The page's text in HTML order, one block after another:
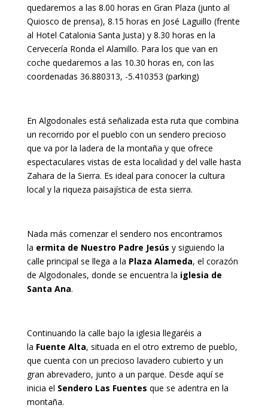
quedaremos a las 8.00 horas en Gran Plaza (junto al
Quiosco de prensa), 8.15 horas en José Laguillo (frente
al Hotel Catalonia Santa Justa) y 8.30 horas en la
Cervecería Ronda el Alamillo. Para los que van en
coche quedaremos a las 10.30 horas en, con las
coordenadas 36.880313, -5.410353 (parking)
En Algodonales está señalizada esta ruta que combina
un recorrido por el pueblo con un sendero precioso
que va por la ladera de la montaña y que ofrece
espectaculares vistas de esta localidad y del valle hasta
Zahara de la Sierra. Es ideal para conocer la cultura
local y la riqueza paisajística de esta sierra.
Nada más comenzar el sendero nos encontramos
la ermita de Nuestro Padre Jesús y siguiendo la
calle principal se llega a la Plaza Alameda, el corazón
de Algodonales, donde se encuentra la iglesia de
Santa Ana.
Continuando la calle bajo la iglesia llegaréis a
la Fuente Alta, situada en el otro extremo de pueblo,
que cuenta con un precioso lavadero cubierto y un
gran abrevadero, junto a un parque. Desde aquí se
inicia el Sendero Las Fuentes que se adentra en la
montaña.